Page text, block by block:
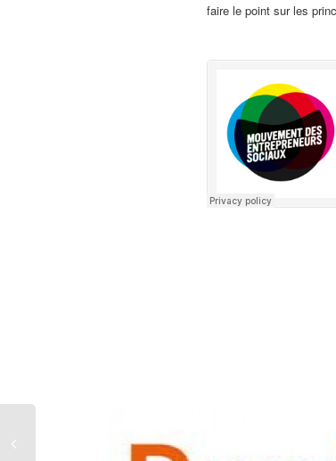
faire le point sur les